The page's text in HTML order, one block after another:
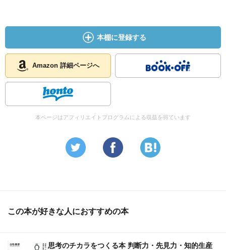
宇宙に存在するものは互いに関連しあっているので、誰か
を犠牲にすると進化しない。適者生存で残ろうとする者が
現れても、結局その人を含めた全体が死滅する。
我々の先祖は、ランダムなプロセスだけでなく、カオスと
いう動的なシステムの中に組み込まれた予測可能なパター
ンに従って進化してきた。
間違っていた四つの社会神話
・適者生存の法則
・全ては遺伝子が決める
ようとしているが、西洋文明が浮き沈みを経験したのは今
して前進する。
本棚に登録する
Amazon 詳細ページへ
本ページはアフィリエイトプログラムによる収益を得ています
この本が好きな人におすすめの本
思考のチカラをつくる本 判断力・先見力・知的生産